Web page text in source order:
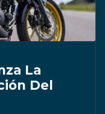
La
Del